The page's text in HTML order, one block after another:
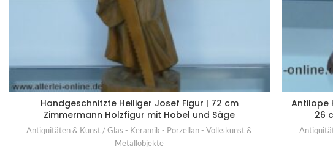
Handgeschnitzte Heiliger Josef Figur | 72 cm
Zimmermann Holzfigur mit Hobel und Säge
Antiquitäten & Kunst / Glas - Keramik - Porzellan - Volkskunst &
Metallobjekte
Antilope
26